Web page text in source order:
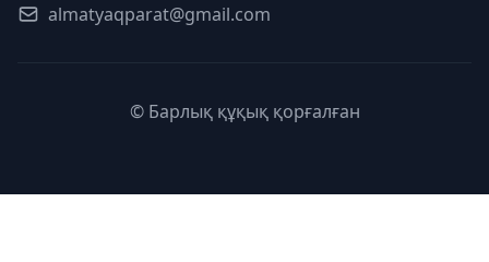
almatyaqparat@gmail.com
© Барлық құқық қорғалған